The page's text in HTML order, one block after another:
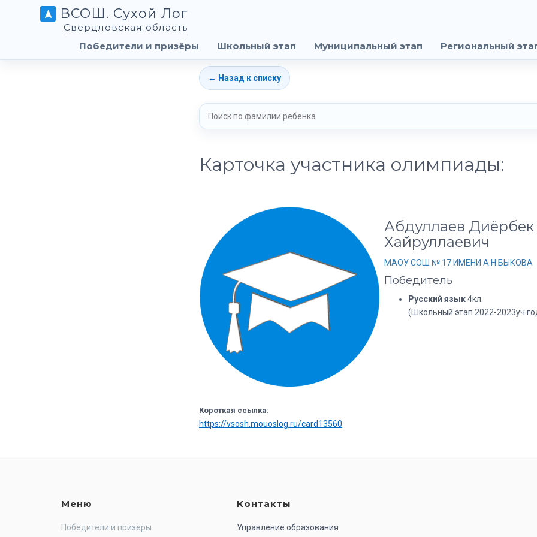
ВСОШ. Сухой Лог
Свердловская область
Победители и призёры
Школьный этап Муниципальный этап Региональный
← Назад к списку
Карточка участника олимпиады:
Абдуллаев Диёрбек
Хайруллаевич
МАОУ СОШ № 17 ИМЕНИ А.Н.БЫКОВА
Победитель
Русский язык4кл.
(Школьный этап 2022-
Короткая ссылка:
https://vsosh.mouoslog.ru/card13560
Меню
Победители и призёры
Контакты
Управление образования